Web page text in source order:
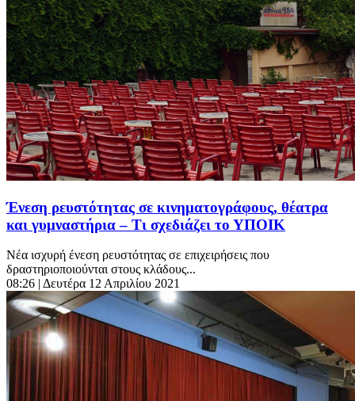
Ένεση ρευστότητας σε κινηματογράφους, θέατρα
και γυμναστήρια – Τι σχεδιάζει το ΥΠΟΙΚ
Νέα ισχυρή ένεση ρευστότητας σε επιχειρήσεις που
δραστηριοποιούνται στους κλάδους...
08:26 | Δευτέρα 12 Απριλίου 2021